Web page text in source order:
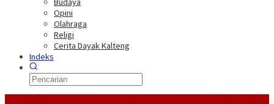
Opini
Olahraga
Religi
Cerita Dayak Kalteng
Indeks